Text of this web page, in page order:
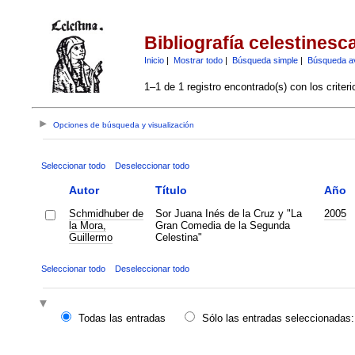
Bibliografía
Inicio| Mostrar todo| Búsqueda simple| Búsqueda
1–1 de 1 registro encontrado(s) con los
Opciones de búsqueda y visualización
Seleccionar todo Deseleccionar todo
Autor Título Año
Schmidhuber de
la Mora,
Guillermo
Sor Juana Inés de la Cruz y "La
Gran Comedia de la Segunda
Celestina"
2005
Seleccionar todo Deseleccionar todo
Todas las entradas
Sólo las entradas seleccionadas: